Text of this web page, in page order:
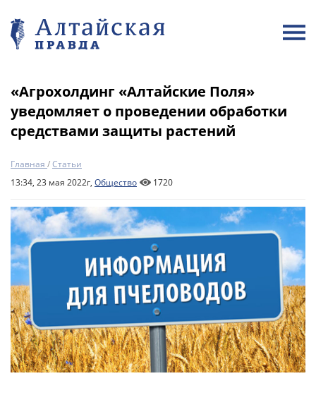
«Агрохолдинг «Алтайские Поля»
уведомляет о проведении обработки
средствами защиты растений
Главная /Статьи
13:34, 23 мая 2022г, Общество 1720